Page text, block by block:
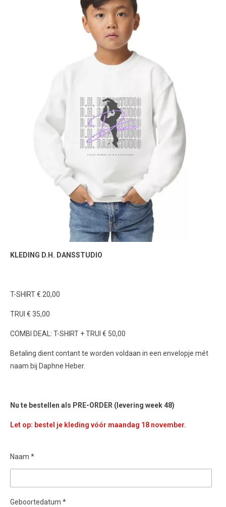
KLEDING D.H. DANSSTUDIO
T-SHIRT € 20,00
TRUI € 35,00
COMBI DEAL: T-SHIRT + TRUI € 50,00
Betaling dient contant te worden voldaan in een envelopje mét
naam bij Daphne Heber.
Nu te bestellen als PRE-ORDER (levering week 48)
Let op: bestel je kleding vóór maandag 18 november.
Naam *
Geboortedatum *